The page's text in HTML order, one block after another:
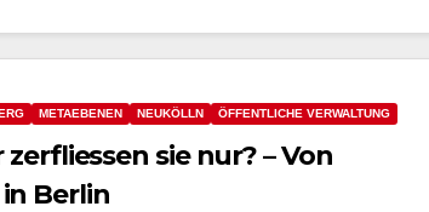
METAEBENEN NEUKÖLLN ÖFFENTLICHE VERWALTUNG
sie nur? – Von
Berlin